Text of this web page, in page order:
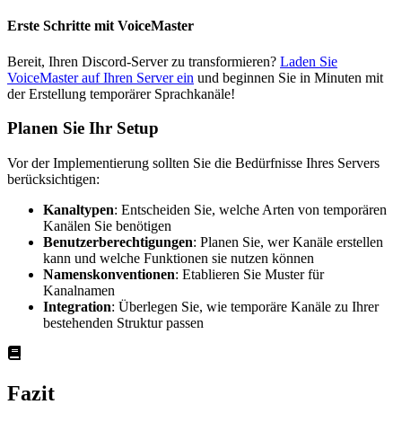
Erste Schritte mit VoiceMaster
Bereit, Ihren Discord-Server zu transformieren? Laden Sie
VoiceMaster auf Ihren Server ein und beginnen Sie in Minuten mit
der Erstellung temporärer Sprachkanäle!
Planen Sie Ihr Setup
Vor der Implementierung sollten Sie die Bedürfnisse Ihres Servers
berücksichtigen:
Kanaltypen: Entscheiden Sie, welche Arten von temporären
Kanälen Sie benötigen
Benutzerberechtigungen: Planen Sie, wer Kanäle erstellen
kann und welche Funktionen sie nutzen können
Namenskonventionen: Etablieren Sie Muster für
Kanalnamen
Integration: Überlegen Sie, wie temporäre Kanäle zu Ihrer
bestehenden Struktur passen
Fazit